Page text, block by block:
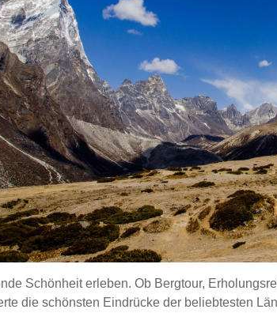
Schönheit erleben. Ob Bergtour,
die schönsten Eindrücke der beliebtesten